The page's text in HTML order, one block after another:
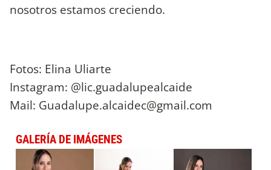
nosotros estamos creciendo.
Fotos: Elina Uliarte
Instagram: @lic.guadalupealcaide
Mail: Guadalupe.alcaidec@gmail.com
GALERÍA DE IMÁGENES